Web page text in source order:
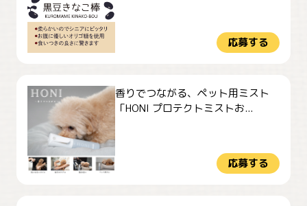
応募する
香りでつながる、ペット用ミスト
「HONI プロテクトミストお...
応募する